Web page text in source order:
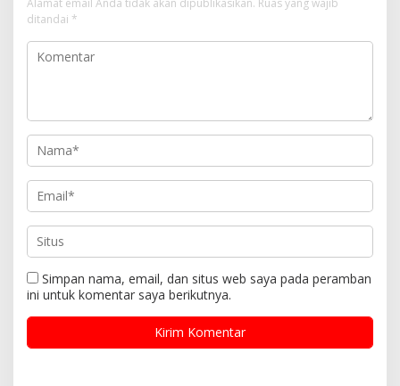
Alamat email Anda tidak akan dipublikasikan. Ruas yang wajib
ditandai *
Simpan nama, email, dan situs web saya pada peramban
ini untuk komentar saya berikutnya.